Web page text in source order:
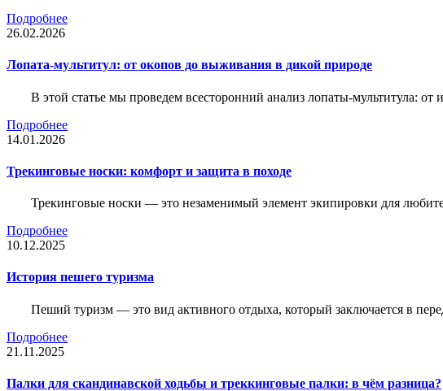
Подробнее
26.02.2026
Лопата-мультитул: от окопов до выживания в дикой природе
В этой статье мы проведем всесторонний анализ лопаты-мультитула: от
Подробнее
14.01.2026
Трекинговые носки: комфорт и защита в походе
Трекинговые носки — это незаменимый элемент экипировки для
Подробнее
10.12.2025
История пешего туризма
Пеший туризм — это вид активного отдыха, который заключается в
Подробнее
21.11.2025
Палки для скандинавской ходьбы и треккинговые палки: в чём разница?